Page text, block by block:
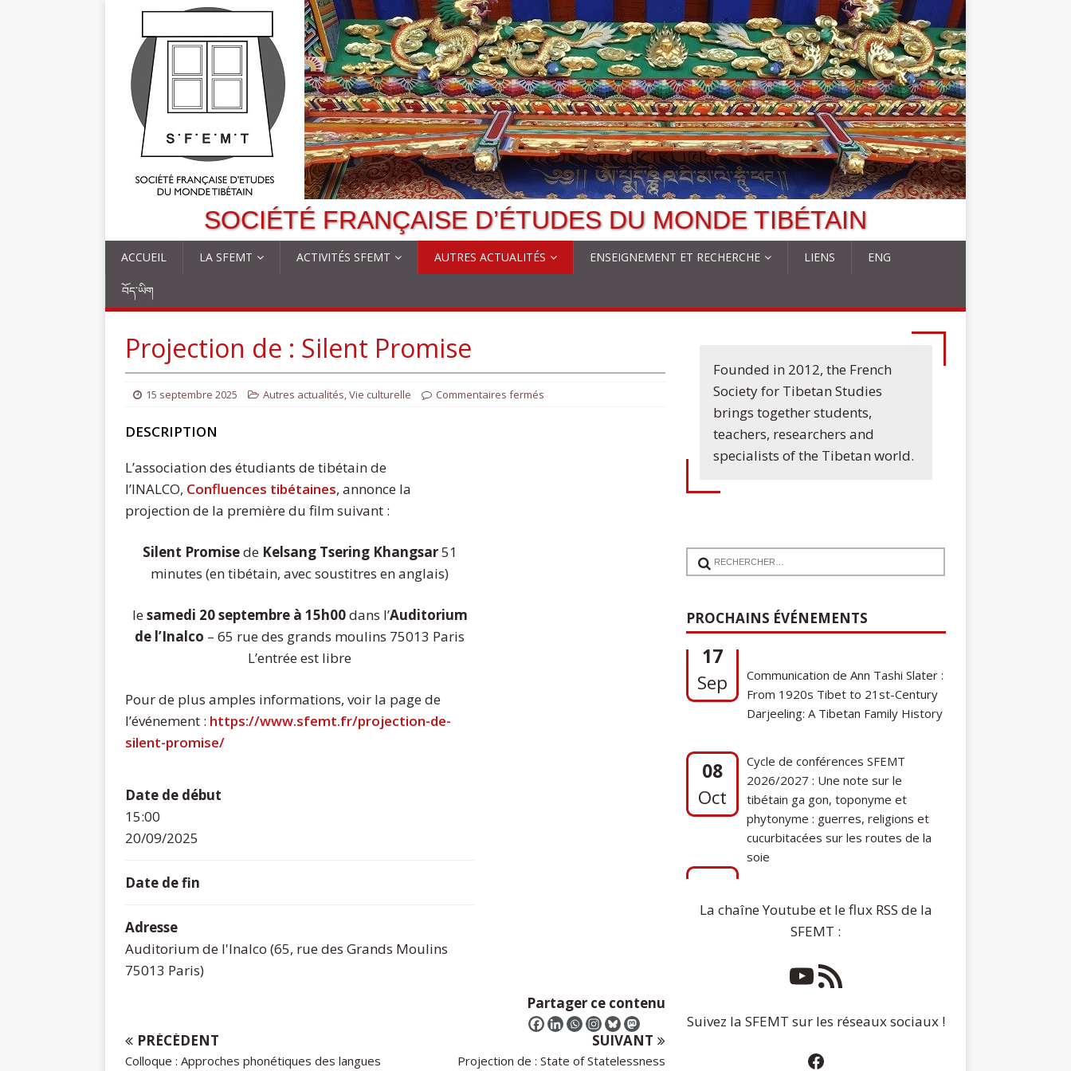
SOCIÉTÉ FRANÇAISE D’ÉTUDES DU MONDE TIBÉTAIN
ACCUEIL LA SFEMT ACTIVITÉS SFEMT AUTRES ACTUALITÉS ENSEIGNEMENT ET RECHERCHE LIENS ENG
བོད་ཡིག
Projection de : Silent Promise
15 septembre 2025 Autres actualités,Vie culturelle Commentaires fermés
DESCRIPTION
L’association des étudiants de tibétain de
l’INALCO, Confluences tibétaines, annonce la
projection de la première du film suivant :
Silent Promisede Kelsang Tsering Khangsar51
minutes (en tibétain, avec soustitres en anglais)
lesamedi 20 septembre à 15h00dans l’Auditorium
de l’Inalco – 65 rue des grands moulins 75013 Paris
L’entrée est libre
Pour de plus amples informations, voir la page de
l’événement : https://www.sfemt.fr/projection-de-
silent-promise/
Date de début
15:00
20/09/2025
Date de fin
Adresse
Auditorium de l'Inalco (65, rue des Grands Moulins
75013 Paris)
Partager ce contenu
PRÉCÉDENT
Colloque : Approches phonétiques des langues
SUIVANT
Projection de : State of Statelessness
Founded in 2012, the French
Society for Tibetan Studies
brings together students,
teachers, researchers and
specialists of the Tibetan world.
PROCHAINS ÉVÉNEMENTS
Sep
Communication de Ann Tashi Slater :
From 1920s Tibet to 21st-Century
Cycle de conférences SFEMT
2026/2027 : Une note sur le
phytonyme : guerres, religions et
cucurbitacées sur les routes de la
soie
Communication de Ann Tashi Slater :
From 1920s Tibet to 21st-Century
La chaîne Youtube et le flux RSS de la
SFEMT :
Suivez la SFEMT sur les réseaux sociaux !